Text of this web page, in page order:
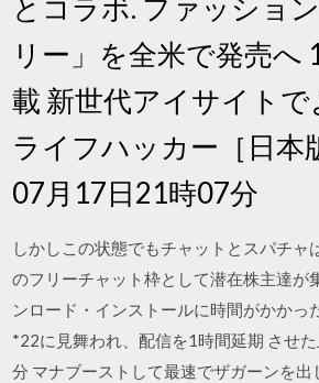
とコラボ. ファッショ
リー」を全米で発売へ
載 新世代アイサイトで
ライフハッカー［日本
07月17日21時07分
しかしこの状態でもチャットとスパチャ
のフリーチャット枠として潜在株主達が
ンロード・インストールに時間がかかっ
*22に見舞われ、配信を1時間延期 させ
分 マナブーストして最速でザガーンを